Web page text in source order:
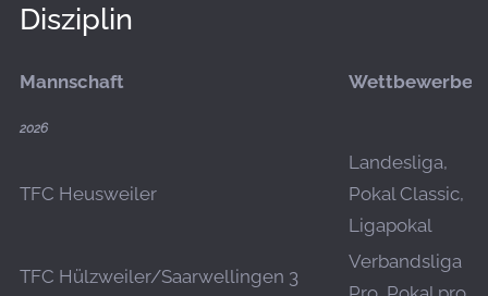
Disziplin
Mannschaft Wettbewerbe
2026
TFC Heusweiler
Landesliga,
Pokal Classic,
Ligapokal
TFC Hülzweiler/Saarwellingen 3
Verbandsliga